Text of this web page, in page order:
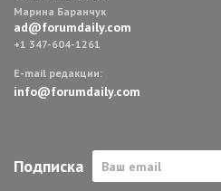
ДОМ И ЕДА
Марина Баранчук
ad@forumdaily.com
+1 347-604-1261
E-mail редакции:
info@forumdaily.com
Подписка